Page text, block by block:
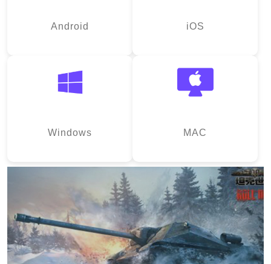
Android iOS
Windows MAC